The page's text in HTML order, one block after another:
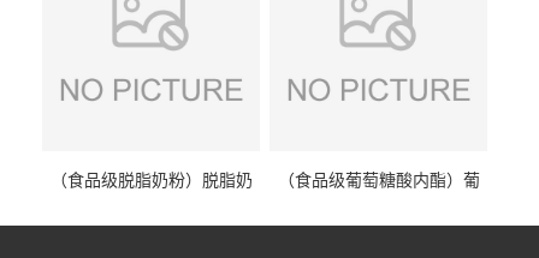
（食品级脱脂奶粉）脱脂奶
（食品级葡萄糖酸内酯）葡